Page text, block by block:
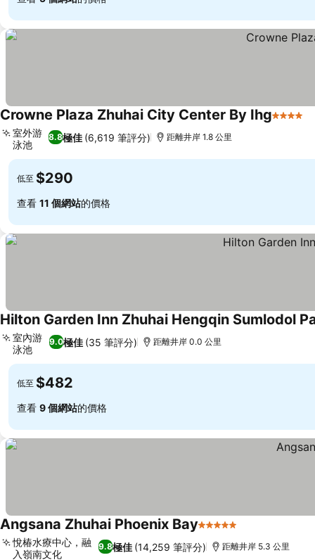
Crowne Plaza Zhuhai City Center By Ihg4 星級
8.8極佳 (6,619 筆評分)
室外游
泳池
距離井岸 1.8 公里
低至 $290
查看 11 個網站的價格
Hilton Garden Inn Zhuhai Hengqin Sumlodol
9.0極佳 (35 筆評分)
室內游
泳池
距離井岸 0.0 公里
低至 $482
查看 9 個網站的價格
Angsana Zhuhai Phoenix Bay5 星級
9.8極佳 (14,259 筆評分)
悅椿水療中心，融
入嶺南文化
距離井岸 5.3 公里